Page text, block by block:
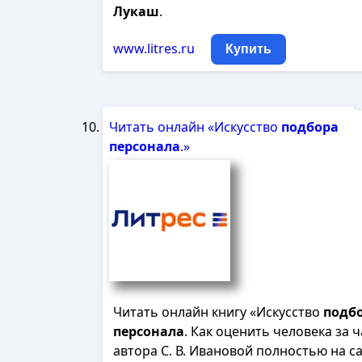
Лукаш.
www.litres.ru Купить
Читать онлайн «Искусство подбора
персонала.»
Читать онлайн книгу «Искусство
персонала. Как оценить человека за
автора С. В. Ивановой полностью на